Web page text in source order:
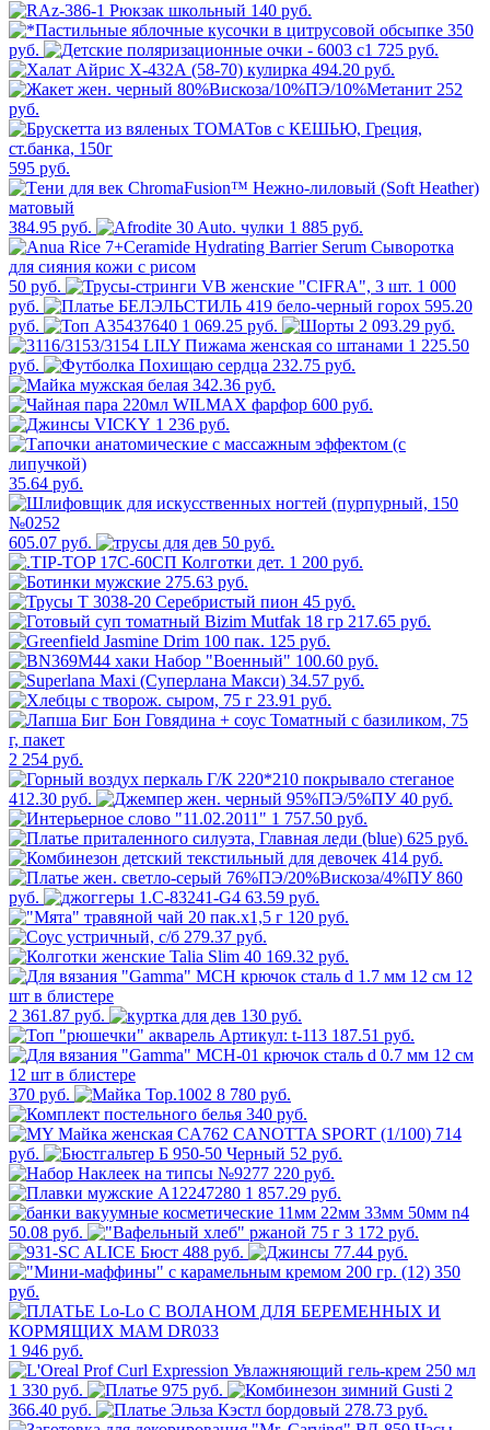
140 руб.
350
руб.
725 руб.
494.20 руб.
252
руб.
595 руб.
384.95 руб. 1 885 руб.
50 руб.
1 000
руб.
595.20
руб.
1 069.25 руб.
2 093.29 руб.
1 225.50
руб.
232.75 руб.
342.36 руб.
600 руб.
1 236 руб.
35.64 руб.
605.07 руб.
50 руб.
1 200 руб.
275.63 руб.
45 руб.
217.65 руб.
125 руб.
100.60 руб.
34.57 руб.
23.91 руб.
2 254 руб.
412.30 руб.
40 руб.
1 757.50 руб.
625 руб.
414 руб.
860
руб.
63.59 руб.
120 руб.
279.37 руб.
169.32 руб.
2 361.87 руб.
130 руб.
187.51 руб.
370 руб.
8 780 руб.
340 руб.
714
руб.
52 руб.
220 руб.
1 857.29 руб.
50.08 руб.
3 172 руб.
488 руб.
77.44 руб.
350
руб.
1 946 руб.
1 330 руб. 975 руб.
2
366.40 руб.
278.73 руб.